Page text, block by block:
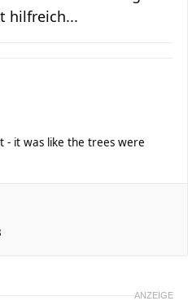
hilfreich...
- it was like the trees were
ANZEIGE